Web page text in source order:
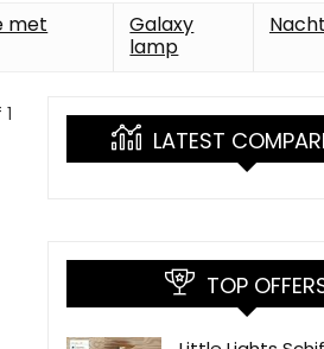
met
Galaxy
lamp
LATEST
TOP